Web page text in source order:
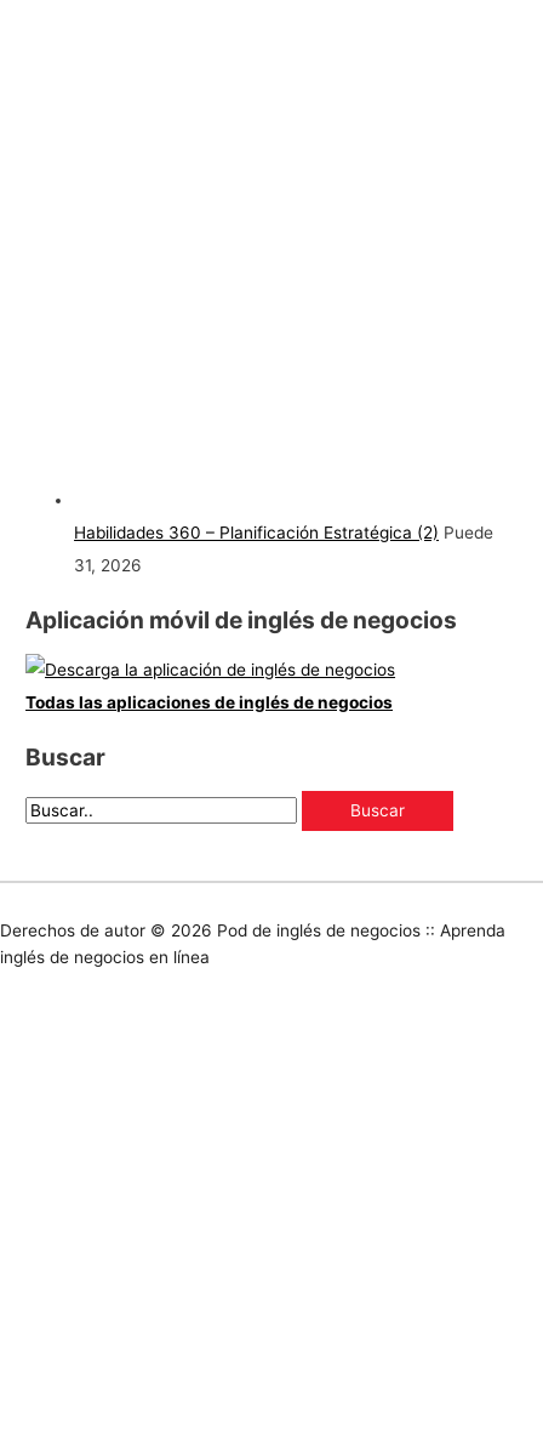
Habilidades 360 – Planificación Estratégica (2) Puede
31, 2026
Aplicación móvil de inglés de negocios
Todas las aplicaciones de inglés de negocios
Buscar
Derechos de autor © 2026 Pod de inglés de negocios :: Aprenda
inglés de negocios en línea